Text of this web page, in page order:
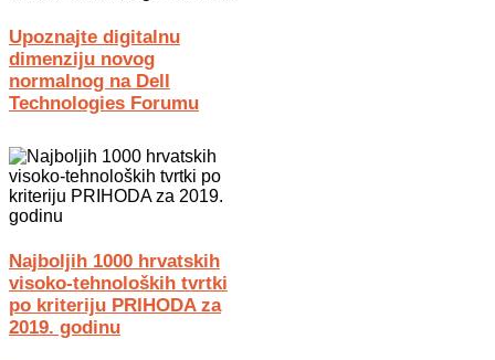
Upoznajte digitalnu
dimenziju novog
normalnog na Dell
Technologies Forumu
Najboljih 1000 hrvatskih
visoko-tehnoloških tvrtki
po kriteriju PRIHODA za
2019. godinu